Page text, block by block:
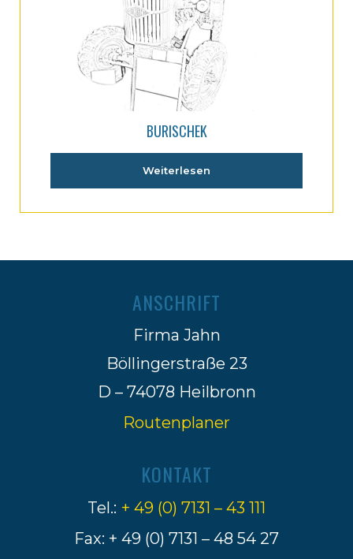
BURISCHEK
Weiterlesen
ANSCHRIFT
Firma Jahn
Böllingerstraße 23
D – 74078 Heilbronn
Routenplaner
KONTAKT
Tel.: + 49 (0) 7131 – 43 111
Fax: + 49 (0) 7131 – 48 54 27